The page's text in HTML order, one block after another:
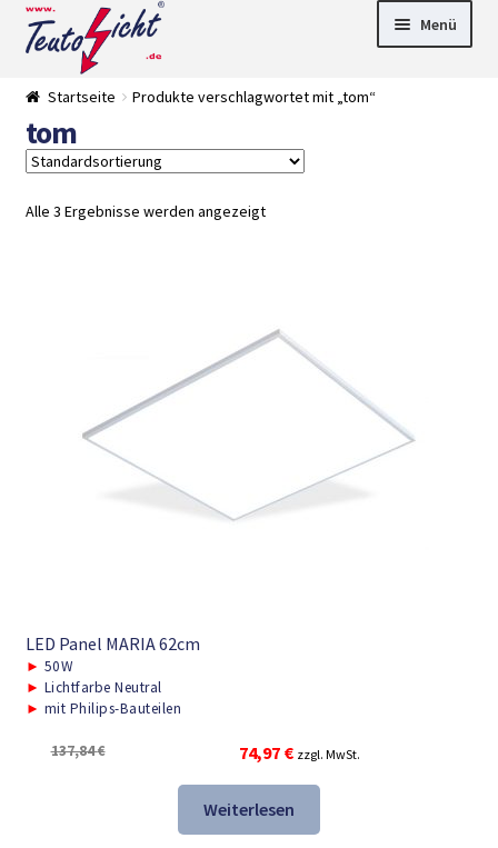
Zur
Navigation
springen
Springe
zum
Menü
►
Startseite Produkte verschlagwortet mit „tom“
tom
Alle 3 Ergebnisse werden angezeigt
LED Panel MARIA 62cm
► 50W
► Lichtfarbe Neutral
► mit Philips-Bauteilen
137,84€
Ursprünglicher
Preis
war:
137,84 €
74,97 €Aktueller
Preis
ist:
74,97 €.
zzgl. MwSt.
Weiterlesen